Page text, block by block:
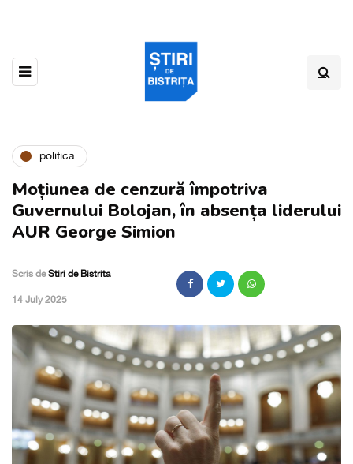
politica
Moțiunea de cenzură împotriva
Guvernului Bolojan, în absența liderului
AUR George Simion
Scris deStiri de Bistrita
,14 July 2025